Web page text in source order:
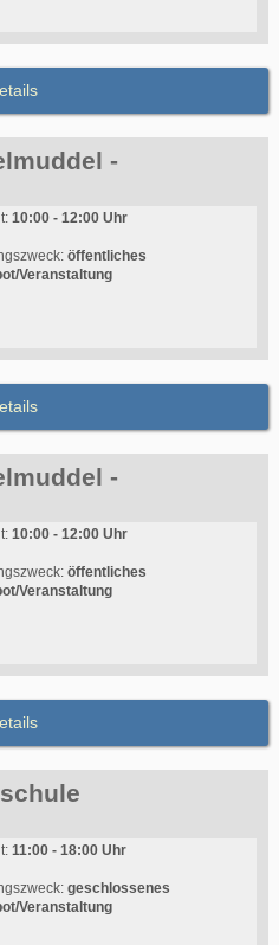
-
10:00 - 12:00 Uhr
öffentliches
Veranstaltung
-
10:00 - 12:00 Uhr
öffentliches
Veranstaltung
11:00 - 18:00 Uhr
geschlossenes
Veranstaltung